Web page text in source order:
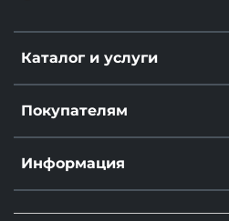
Каталог и услуги
Покупателям
Информация